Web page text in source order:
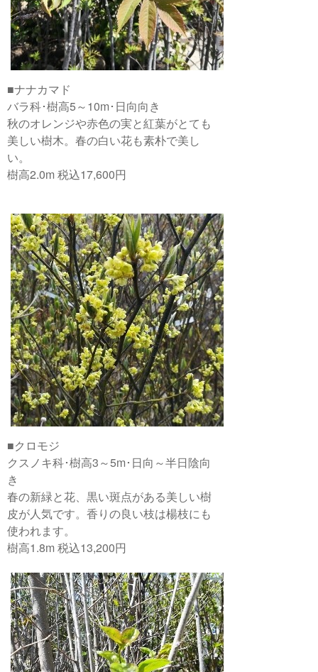
■ナナカマド
バラ科･樹高5～10m･日向向き
秋のオレンジや赤色の実と紅葉がとても
美しい樹木。春の白い花も素朴で美し
い。
樹高2.0m 税込17,600円
■クロモジ
クスノキ科･樹高3～5m･日向～半日陰向
き
春の新緑と花、黒い斑点がある美しい樹
皮が人気です。香りの良い枝は楊枝にも
使われます。
樹高1.8m 税込13,200円